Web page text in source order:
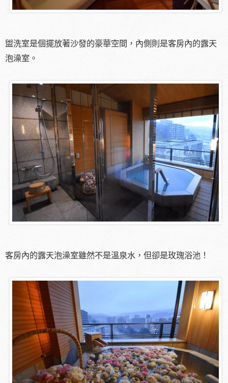
盥洗室是個擺放著沙發的豪華空間，內側則是客房內的露天
泡澡室。
客房內的露天泡澡室雖然不是溫泉水，但卻是玫瑰浴池！